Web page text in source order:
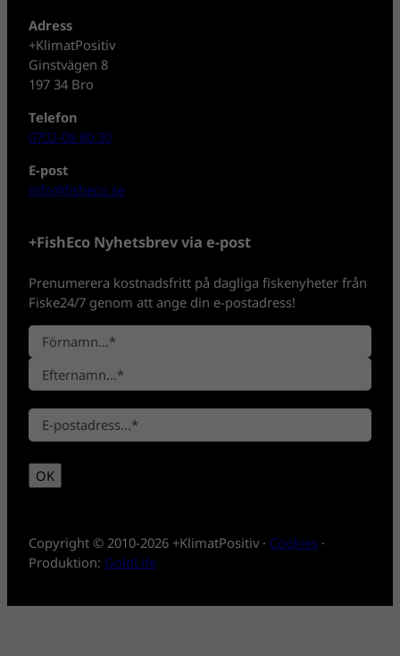
Adress
+KlimatPositiv
Ginstvägen 8
197 34 Bro
Telefon
0702-08 80 30
E-post
info@fisheco.se
+FishEco Nyhetsbrev via e-post
Prenumerera kostnadsfritt på dagliga fiskenyheter från
Fiske24/7 genom att ange din e-postadress!
N
a
n
*
F
ö
r
a
m
n
t
e
m
n
E
-
*
OK
Copyright © 2010-2026 +KlimatPositiv · Cookies ·
Produktion: GoldLife